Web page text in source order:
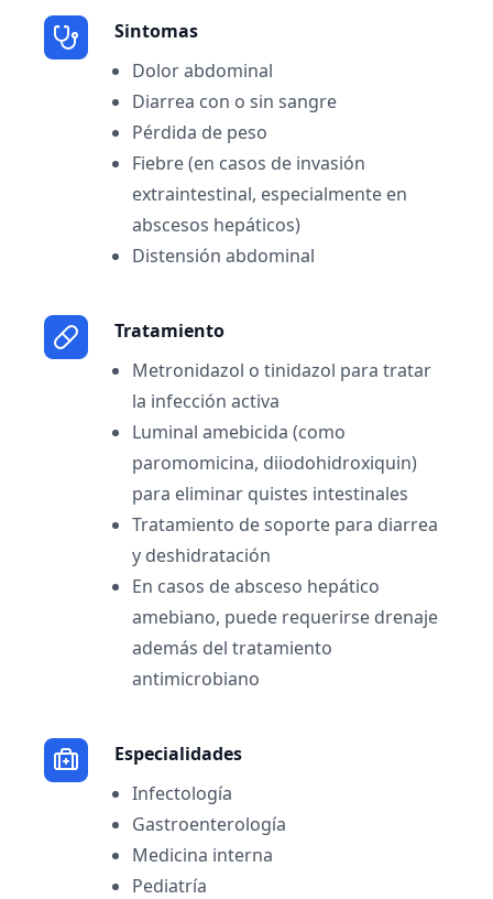
Sintomas
Dolor abdominal
Diarrea con o sin sangre
Pérdida de peso
Fiebre (en casos de invasión
extraintestinal, especialmente en
abscesos hepáticos)
Distensión abdominal
Tratamiento
Metronidazol o tinidazol para tratar
la infección activa
Luminal amebicida (como
paromomicina, diiodohidroxiquin)
para eliminar quistes intestinales
Tratamiento de soporte para diarrea
y deshidratación
En casos de absceso hepático
amebiano, puede requerirse drenaje
además del tratamiento
antimicrobiano
Especialidades
Infectología
Gastroenterología
Medicina interna
Pediatría